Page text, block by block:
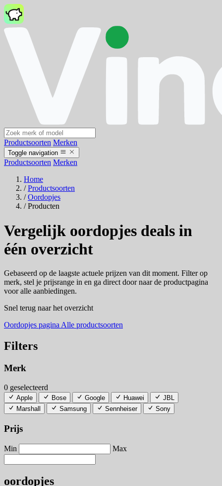
Productsoorten Merken
Toggle navigation
Productsoorten Merken
Home
/ Productsoorten
/ Oordopjes
/ Producten
Vergelijk oordopjes deals in
één overzicht
Gebaseerd op de laagste actuele prijzen van dit moment. Filter op
merk, stel je prijsrange in en ga direct door naar de productpagina
voor alle aanbiedingen.
Snel terug naar het overzicht
Oordopjes pagina Alle productsoorten
Filters
Merk
0 geselecteerd
Apple Bose Google Huawei
JBL
Marshall
Samsung Sennheiser Sony
Prijs
Min Max
oordopjes